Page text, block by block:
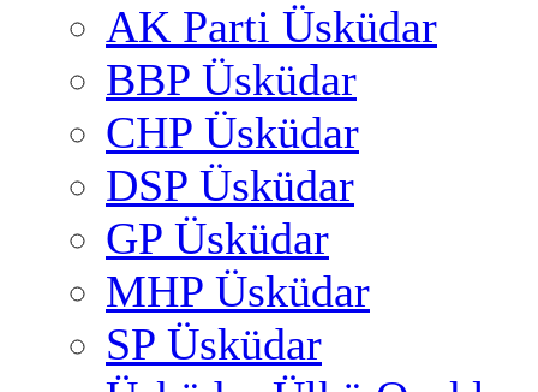
AK Parti Üsküdar
BBP Üsküdar
CHP Üsküdar
DSP Üsküdar
GP Üsküdar
MHP Üsküdar
SP Üsküdar